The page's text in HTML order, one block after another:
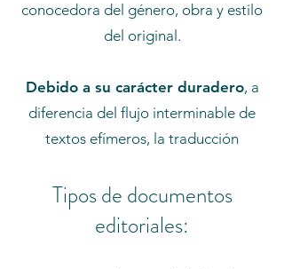
conocedora del género, obra y estilo
del original.
Debido a su carácter duradero, a
diferencia del flujo interminable de
textos efímeros, la traducción
extremadamente minucioso
Tipos de documentos
editoriales: